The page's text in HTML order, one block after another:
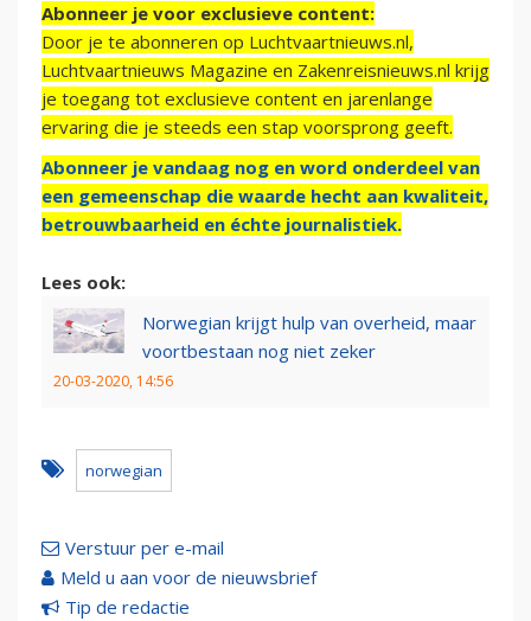
Abonneer je voor exclusieve content:
Door je te abonneren op Luchtvaartnieuws.nl,
Luchtvaartnieuws Magazine en Zakenreisnieuws.nl krijg
je toegang tot exclusieve content en jarenlange
ervaring die je steeds een stap voorsprong geeft.
Abonneer je vandaag nog en word onderdeel van
een gemeenschap die waarde hecht aan kwaliteit,
betrouwbaarheid en échte journalistiek.
Lees ook:
Norwegian krijgt hulp van overheid, maar
voortbestaan nog niet zeker
20-03-2020, 14:56
norwegian
Verstuur per e-mail
Meld u aan voor de nieuwsbrief
Tip de redactie